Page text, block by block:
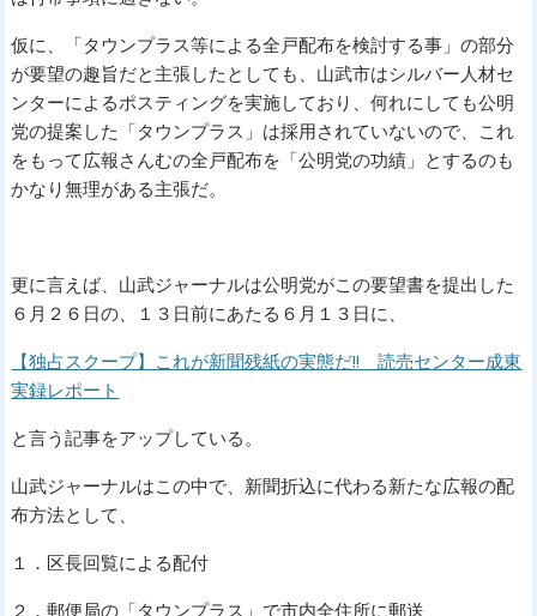
仮に、「タウンプラス等による全戸配布を検討する事」の部分
が要望の趣旨だと主張したとしても、山武市はシルバー人材セ
ンターによるポスティングを実施しており、何れにしても公明
党の提案した「タウンプラス」は採用されていないので、これ
をもって広報さんむの全戸配布を「公明党の功績」とするのも
かなり無理がある主張だ。
更に言えば、山武ジャーナルは公明党がこの要望書を提出した
６月２６日の、１３日前にあたる６月１３日に、
【独占スクープ】これが新聞残紙の実態だ!! 読売センター成東
実録レポート
と言う記事をアップしている。
山武ジャーナルはこの中で、新聞折込に代わる新たな広報の配
布方法として、
１．区長回覧による配付
２．郵便局の「タウンプラス」で市内全住所に郵送